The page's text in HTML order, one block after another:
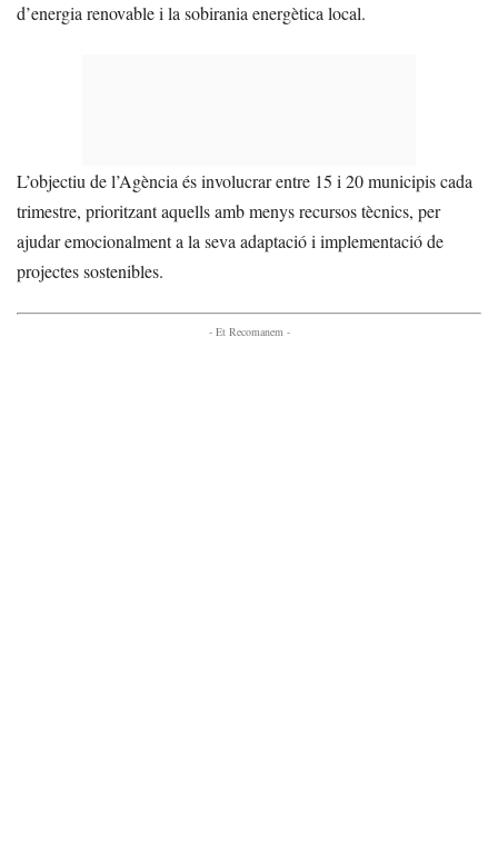
d’energia renovable i la sobirania energètica local.
L’objectiu de l’Agència és involucrar entre 15 i 20 municipis cada
trimestre, prioritzant aquells amb menys recursos tècnics, per
ajudar emocionalment a la seva adaptació i implementació de
projectes sostenibles.
- Et Recomanem -